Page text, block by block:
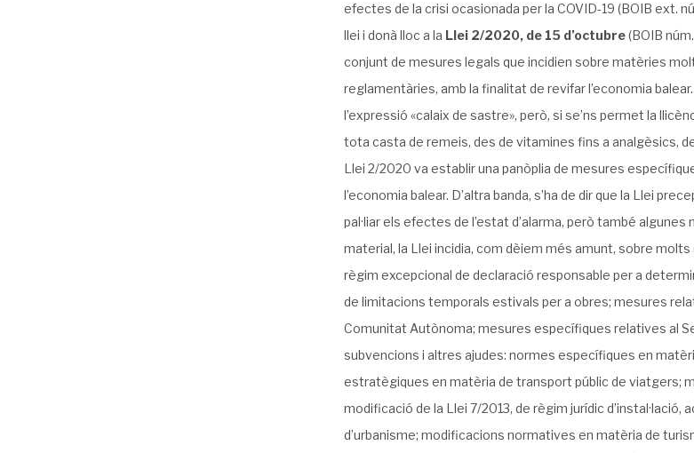
efectes de la crisi ocasionada per la COVID-19 (BOIB ext.
llei i donà lloc a la Llei 2/2020, de 15 d’octubre(BOIB
conjunt de mesures legals que incidien sobre matèries
reglamentàries, amb la finalitat de revifar l’economia
l’expressió «calaix de sastre», però, si se’ns permet la
tota casta de remeis, des de vitamines fins a analgèsics,
Llei 2/2020 va establir una panòplia de mesures
l’economia balear. D’altra banda, s’ha de dir que la Llei
pal·liar els efectes de l’estat d’alarma, però també
material, la Llei incidia, com dèiem més amunt, sobre
règim excepcional de declaració responsable per a
de limitacions temporals estivals per a obres; mesures
Comunitat Autònoma; mesures específiques relatives al
subvencions i altres ajudes: normes específiques en
estratègiques en matèria de transport públic de viatgers;
modificació de la Llei 7/2013, de règim jurídic
d’urbanisme; modificacions normatives en matèria de